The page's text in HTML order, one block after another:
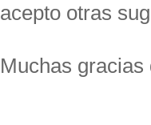
acepto otras
Muchas